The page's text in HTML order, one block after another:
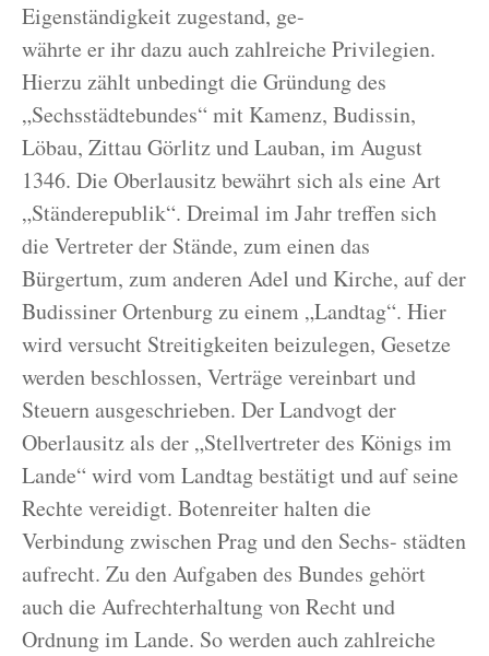
Eigenständigkeit zugestand, ge-
währte er ihr dazu auch zahlreiche Privilegien.
Hierzu zählt unbedingt die Gründung des
„Sechsstädtebundes“ mit Kamenz, Budissin,
Löbau, Zittau Görlitz und Lauban, im August
1346. Die Oberlausitz bewährt sich als eine Art
„Ständerepublik“. Dreimal im Jahr treffen sich
die Vertreter der Stände, zum einen das
Bürgertum, zum anderen Adel und Kirche, auf der
Budissiner Ortenburg zu einem „Landtag“. Hier
wird versucht Streitigkeiten beizulegen, Gesetze
werden beschlossen, Verträge vereinbart und
Steuern ausgeschrieben. Der Landvogt der
Oberlausitz als der „Stellvertreter des Königs im
Lande“ wird vom Landtag bestätigt und auf seine
Rechte vereidigt. Botenreiter halten die
Verbindung zwischen Prag und den Sechs- städten
aufrecht. Zu den Aufgaben des Bundes gehört
auch die Aufrechterhaltung von Recht und
Ordnung im Lande. So werden auch zahlreiche